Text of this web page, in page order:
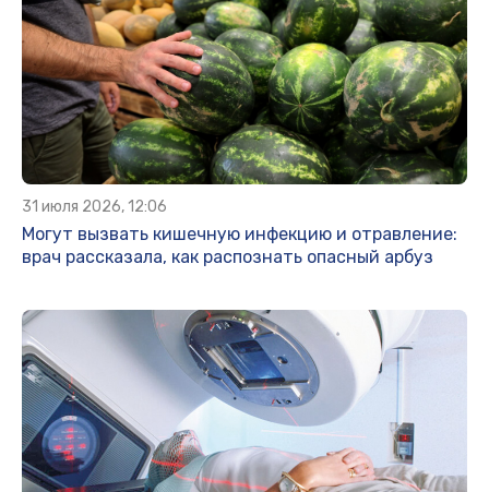
31 июля 2026, 12:06
Могут вызвать кишечную инфекцию и отравление:
врач рассказала, как распознать опасный арбуз